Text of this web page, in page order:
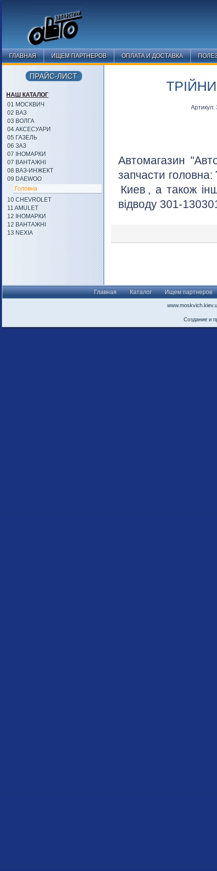
ГЛАВНАЯ ИЩЕМ ПАРТНЕРОВ ОПЛАТА И ДОСТАВКА
Автомагазин
запчасти головна:
Киев , а також
відводу 301-
ПРАЙС-ЛИСТ
НАШ КАТАЛОГ
01 МОСКВИЧ
02 ВАЗ
03 ВОЛГА
04 АКСЕСУАРИ
05 ГАЗЕЛЬ
06 ЗАЗ
07 ІНОМАРКИ
07 ВАНТАЖНІ
08 ВАЗ-ИНЖЕКТ
09 DAEWOO
Головна
10 CHEVROLET
11 AMULET
12 ІНОМАРКИ
12 ВАНТАЖНІ
13 NEXIA
Главная Каталог Ищем партнеров
Создание и